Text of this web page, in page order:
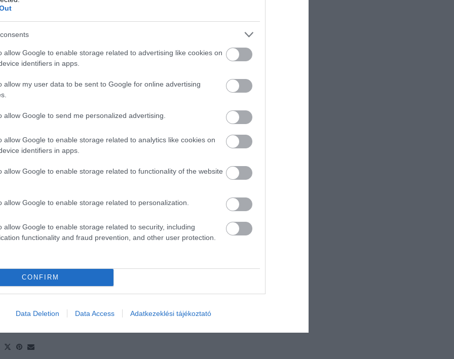
allow Google to enable storage related to advertising like cookies on
identifiers in apps.
allow my user data to be sent to Google for online advertising
allow Google to send me personalized advertising.
allow Google to enable storage related to analytics like cookies on
identifiers in apps.
allow Google to enable storage related to functionality of the website
allow Google to enable storage related to personalization.
allow Google to enable storage related to security, including
functionality and fraud prevention, and other user protection.
CONFIRM
Data Deletion Data Access Adatkezeklési tájékoztató
SÍ- ÉS ÜDÜLŐKÖZPONT
Bettina
és Verhnya Rozsanka falvak közelében egy igazán
egy egész évben működő, nemzetközi
Resortépítése – írja aUkraine Travel News.
TOVÁBB